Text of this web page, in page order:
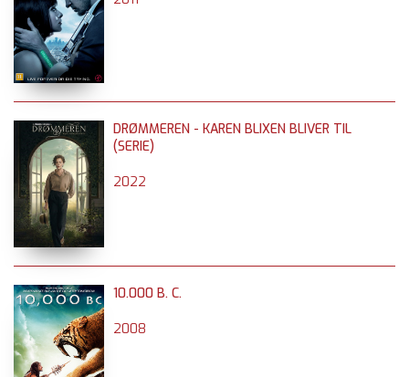
DRØMMEREN - KAREN BLIXEN BLIVER TIL
(SERIE)
2022
10.000 B. C.
2008